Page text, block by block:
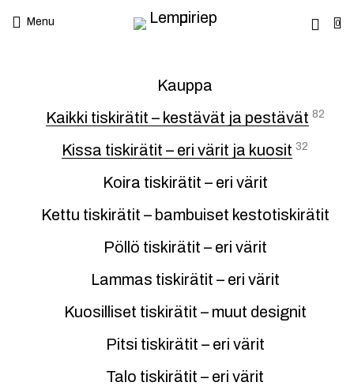
Menu 0
Kauppa
Kaikki tiskirätit – kestävät ja pestävät 82
Kissa tiskirätit – eri värit ja kuosit 32
Koira tiskirätit – eri värit
Kettu tiskirätit – bambuiset kestotiskirätit
Pöllö tiskirätit – eri värit
Lammas tiskirätit – eri värit
Kuosilliset tiskirätit – muut designit
Pitsi tiskirätit – eri värit
Talo tiskirätit – eri värit